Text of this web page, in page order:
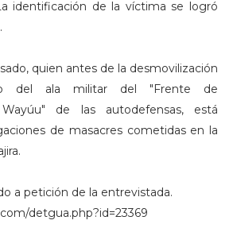
identificación de la víctima se logró
quien antes de la desmovilización
del ala militar del "Frente de
Wayúu" de las autodefensas, está
de masacres cometidas en la
a petición de la entrevistada.
detgua.php?id=23369